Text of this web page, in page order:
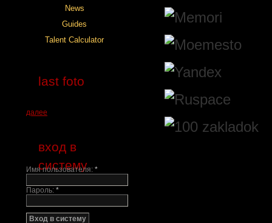
last foto
далее
вход в
систему
Имя пользователя: *
Пароль: *